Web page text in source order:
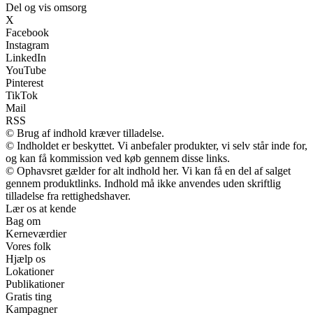
Del og vis omsorg
X
Facebook
Instagram
LinkedIn
YouTube
Pinterest
TikTok
Mail
RSS
© Brug af indhold kræver tilladelse.
© Indholdet er beskyttet. Vi anbefaler produkter, vi selv står inde for,
og kan få kommission ved køb gennem disse links.
© Ophavsret gælder for alt indhold her. Vi kan få en del af salget
gennem produktlinks. Indhold må ikke anvendes uden skriftlig
tilladelse fra rettighedshaver.
Lær os at kende
Bag om
Kerneværdier
Vores folk
Hjælp os
Lokationer
Publikationer
Gratis ting
Kampagner